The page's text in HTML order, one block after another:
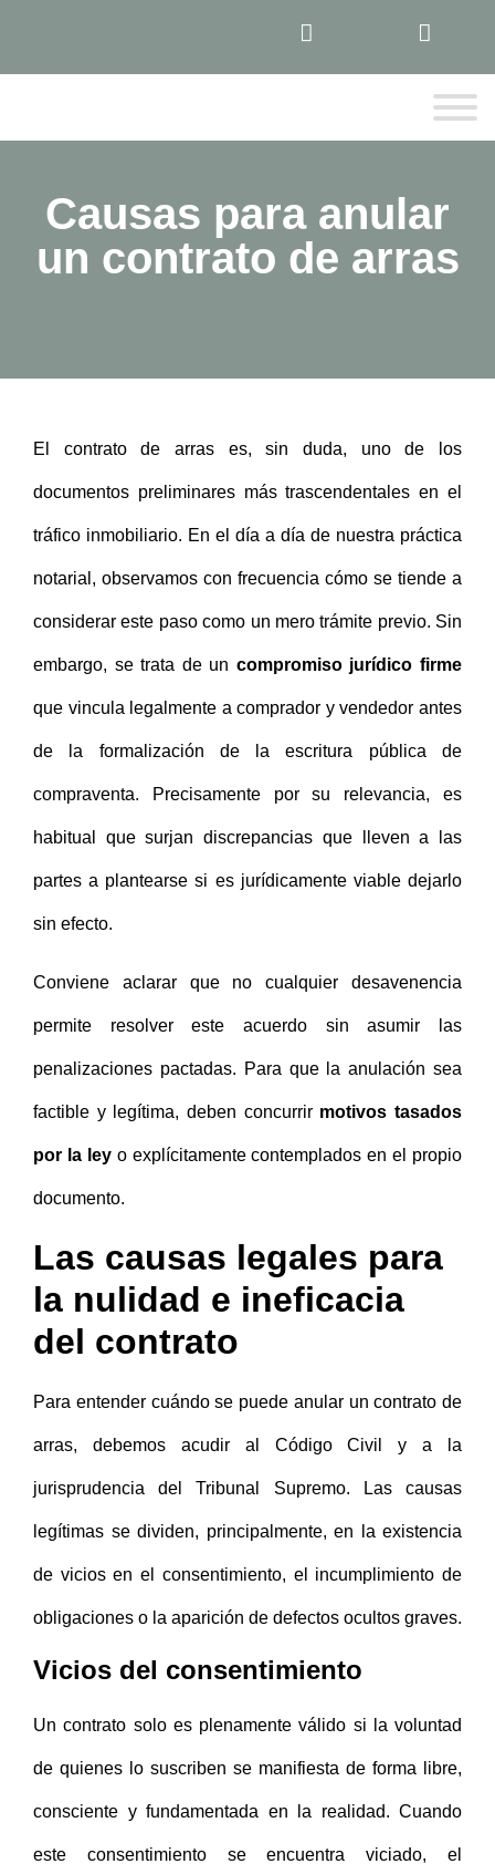
Causas para anular
un contrato de arras
El contrato de arras es, sin duda, uno de los
documentos preliminares más trascendentales en el
tráfico inmobiliario. En el día a día de nuestra práctica
notarial, observamos con frecuencia cómo se tiende a
considerar este paso como un mero trámite previo. Sin
embargo, se trata de un compromiso jurídico firme
que vincula legalmente a comprador y vendedor antes
de la formalización de la escritura pública de
compraventa. Precisamente por su relevancia, es
habitual que surjan discrepancias que lleven a las
partes a plantearse si es jurídicamente viable dejarlo
sin efecto.
Conviene aclarar que no cualquier desavenencia
permite resolver este acuerdo sin asumir las
penalizaciones pactadas. Para que la anulación sea
factible y legítima, deben concurrir motivos tasados
por la leyo explícitamente contemplados en el propio
documento.
Las causas legales para
la nulidad e ineficacia
del contrato
Para entender cuándo se puede anular un contrato de
arras, debemos acudir al Código Civil y a la
jurisprudencia del Tribunal Supremo. Las causas
legítimas se dividen, principalmente, en la existencia
de vicios en el consentimiento, el incumplimiento de
obligaciones o la aparición de defectos ocultos graves.
Vicios del consentimiento
Un contrato solo es plenamente válido si la voluntad
de quienes lo suscriben se manifiesta de forma libre,
consciente y fundamentada en la realidad. Cuando
este consentimiento se encuentra viciado, el